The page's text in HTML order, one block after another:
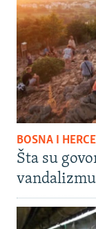
BOSNA I
Šta su